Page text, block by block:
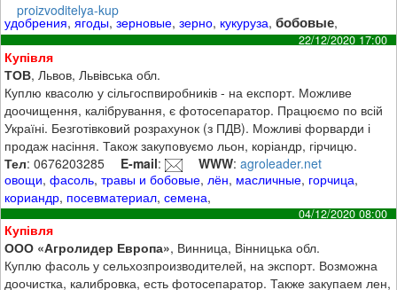
proizvoditelya-kup
удобрения,ягоды,зерновые,зерно, кукуруза,бобовые,
22/12/2020 17:00
Купівля
ТОВ, Львов, Львівська обл.
Куплю квасолю у сільгоспвиробників - на експорт. Можливе
доочищення, калібрування, є фотосепаратор. Працюємо по всій
Україні. Безготівковий розрахунок (з ПДВ). Можливі форварди і
продаж насіння. Також закуповуємо льон, коріандр, гірчицю.
Тел: 0676203285 E-mail: WWW:agroleader.net
овощи,фасоль,травы и бобовые, лён, масличные, горчица,
кориандр, посевматериал,семена,
04/12/2020 08:00
Купівля
ООО «Агролидер Европа», Винница, Вінницька обл.
Куплю фасоль у сельхозпроизводителей, на экспорт. Возможна
доочистка, калибровка, есть фотосепаратор. Также закупаем лен,